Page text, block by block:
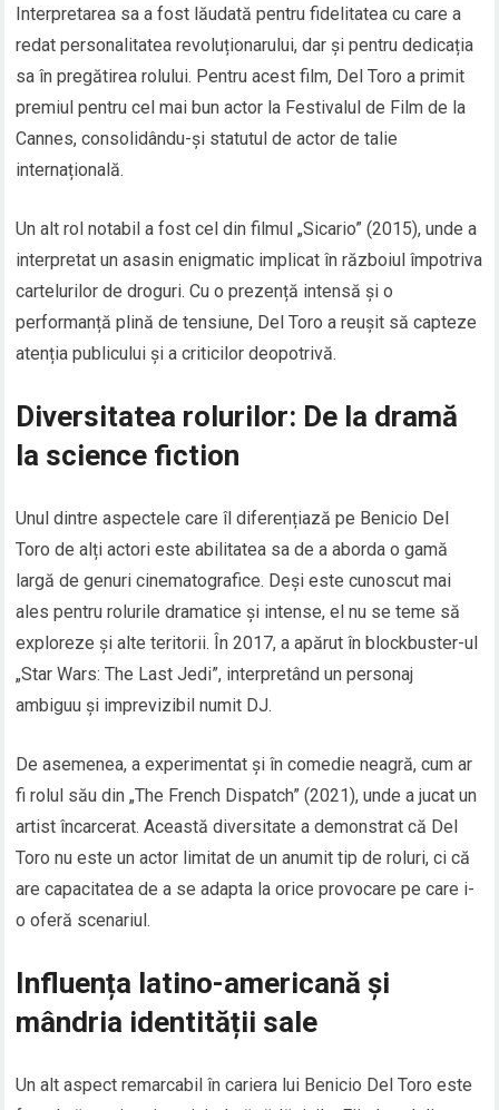
Interpretarea sa a fost lăudată pentru fidelitatea cu care a
redat personalitatea revoluționarului, dar și pentru dedicația
sa în pregătirea rolului. Pentru acest film, Del Toro a primit
premiul pentru cel mai bun actor la Festivalul de Film de la
Cannes, consolidându-și statutul de actor de talie
internațională.
Un alt rol notabil a fost cel din filmul „Sicario” (2015), unde a
interpretat un asasin enigmatic implicat în războiul împotriva
cartelurilor de droguri. Cu o prezență intensă și o
performanță plină de tensiune, Del Toro a reușit să capteze
atenția publicului și a criticilor deopotrivă.
Diversitatea rolurilor: De la dramă
la science fiction
Unul dintre aspectele care îl diferențiază pe Benicio Del
Toro de alți actori este abilitatea sa de a aborda o gamă
largă de genuri cinematografice. Deși este cunoscut mai
ales pentru rolurile dramatice și intense, el nu se teme să
exploreze și alte teritorii. În 2017, a apărut în blockbuster-ul
„Star Wars: The Last Jedi”, interpretând un personaj
ambiguu și imprevizibil numit DJ.
De asemenea, a experimentat și în comedie neagră, cum ar
fi rolul său din „The French Dispatch” (2021), unde a jucat un
artist încarcerat. Această diversitate a demonstrat că Del
Toro nu este un actor limitat de un anumit tip de roluri, ci că
are capacitatea de a se adapta la orice provocare pe care i-
o oferă scenariul.
Influența latino-americană și
mândria identității sale
Un alt aspect remarcabil în cariera lui Benicio Del Toro este